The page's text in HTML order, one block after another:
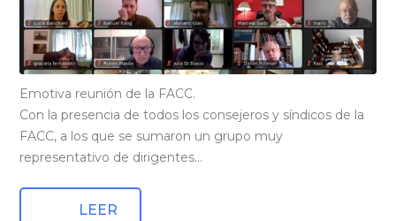
Emotiva reunión de la FACC.
Con la presencia de todos los consejeros y síndicos de la
FACC, a los que se sumaron un grupo muy
representativo de dirigentes…
LEER